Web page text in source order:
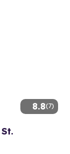
8.8(7)